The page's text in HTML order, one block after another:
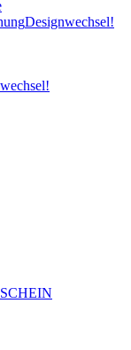
Designwechsel!